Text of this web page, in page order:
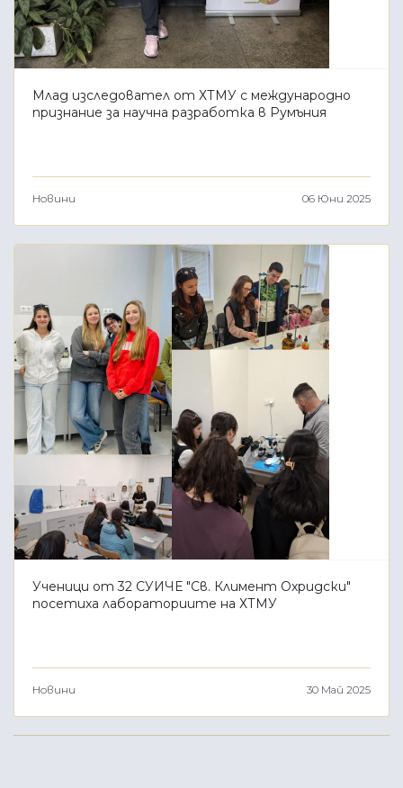
Млад изследовател от ХТМУ с международно
признание за научна разработка в Румъния
Новини 06 Юни 2025
Ученици от 32 СУИЧЕ "Св. Климент Охридски"
посетиха лабораториите на ХТМУ
Новини 30 Май 2025